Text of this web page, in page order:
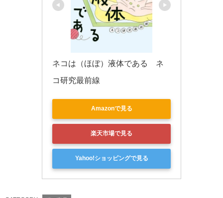
ネコは（ほぼ）液体である　ネ
コ研究最前線
Amazonで見る
楽天市場で見る
Yahoo!ショッピングで見る